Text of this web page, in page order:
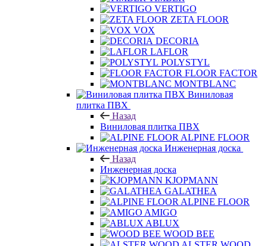
VERTIGO
ZETA FLOOR
VOX
DECORIA
LAFLOR
POLYSTYL
FLOOR FACTOR
MONTBLANC
Виниловая
плитка ПВХ
Назад
Виниловая плитка ПВХ
ALPINE FLOOR
Инженерная доска
Назад
Инженерная доска
KJOPMANN
GALATHEA
ALPINE FLOOR
AMIGO
ABLUX
WOOD BEE